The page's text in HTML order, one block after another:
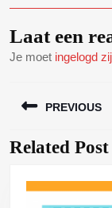
Laat een
Je moet ingelogd
navigatie
PREVIOUS
Vorig
Related Post